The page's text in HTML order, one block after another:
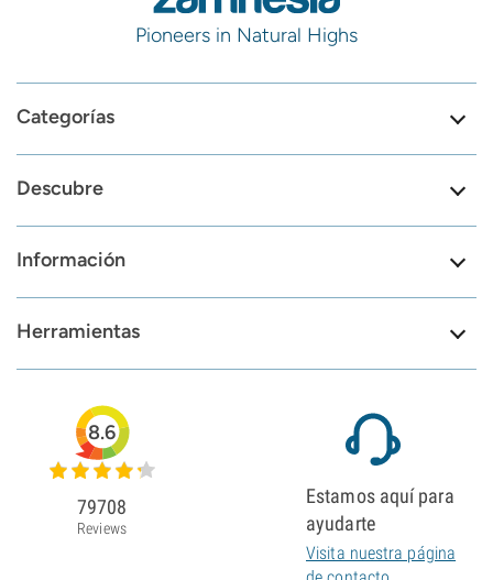
Pioneers in Natural Highs
Categorías
Descubre
Información
Herramientas
8.6
79708
Reviews
Estamos aquí para
ayudarte
Visita nuestra página